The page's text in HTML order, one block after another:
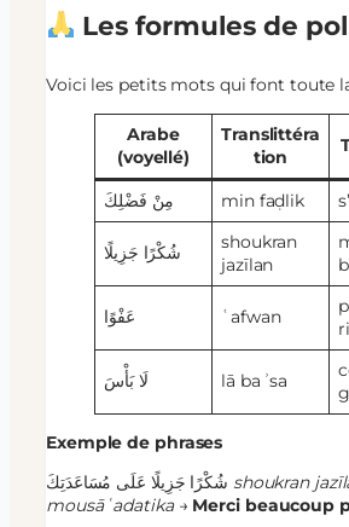
Les formules de
Voici les petits mots qui font toute
Arabe
(voyellé)
Translittéra
tion
مِنْ فَضْلِكَ min faḍlik
شُكْرًا جَزِيلًا
shoukran
jazīlan
عَفْوًا ʿafwan
لَا بَأْسَ lā baʾsa
Exemple de phrases
shoukran
mousāʿadatika→ Merci beaucoup